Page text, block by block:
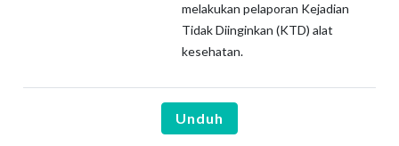
melakukan pelaporan Kejadian
Tidak Diinginkan (KTD) alat
kesehatan.
Unduh